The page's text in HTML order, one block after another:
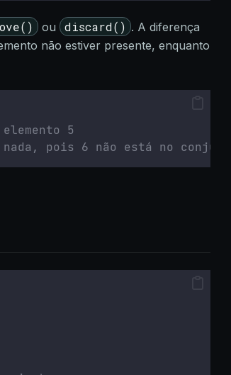
ou discard() . A diferença
não estiver presente, enquanto
elemento 5
pois 6 não está no conjunto